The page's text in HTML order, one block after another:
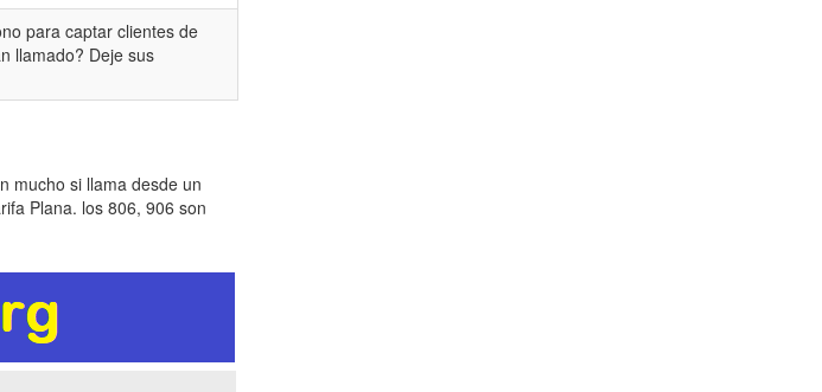
para captar clientes de
llamado? Deje sus
mucho si llama desde un
Plana. los 806, 906 son